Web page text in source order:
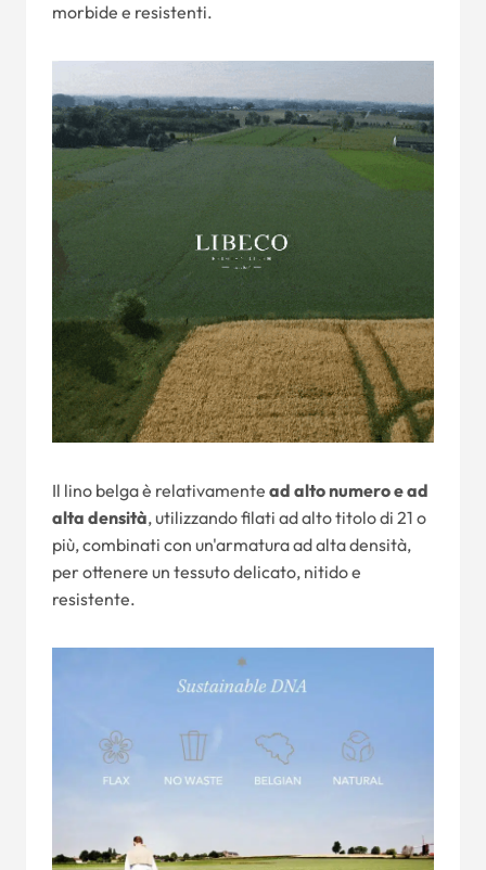
morbide e resistenti.
Il lino belga è relativamente ad alto numero e ad
alta densità, utilizzando filati ad alto titolo di 21 o
più, combinati con un'armatura ad alta densità,
per ottenere un tessuto delicato, nitido e
resistente.